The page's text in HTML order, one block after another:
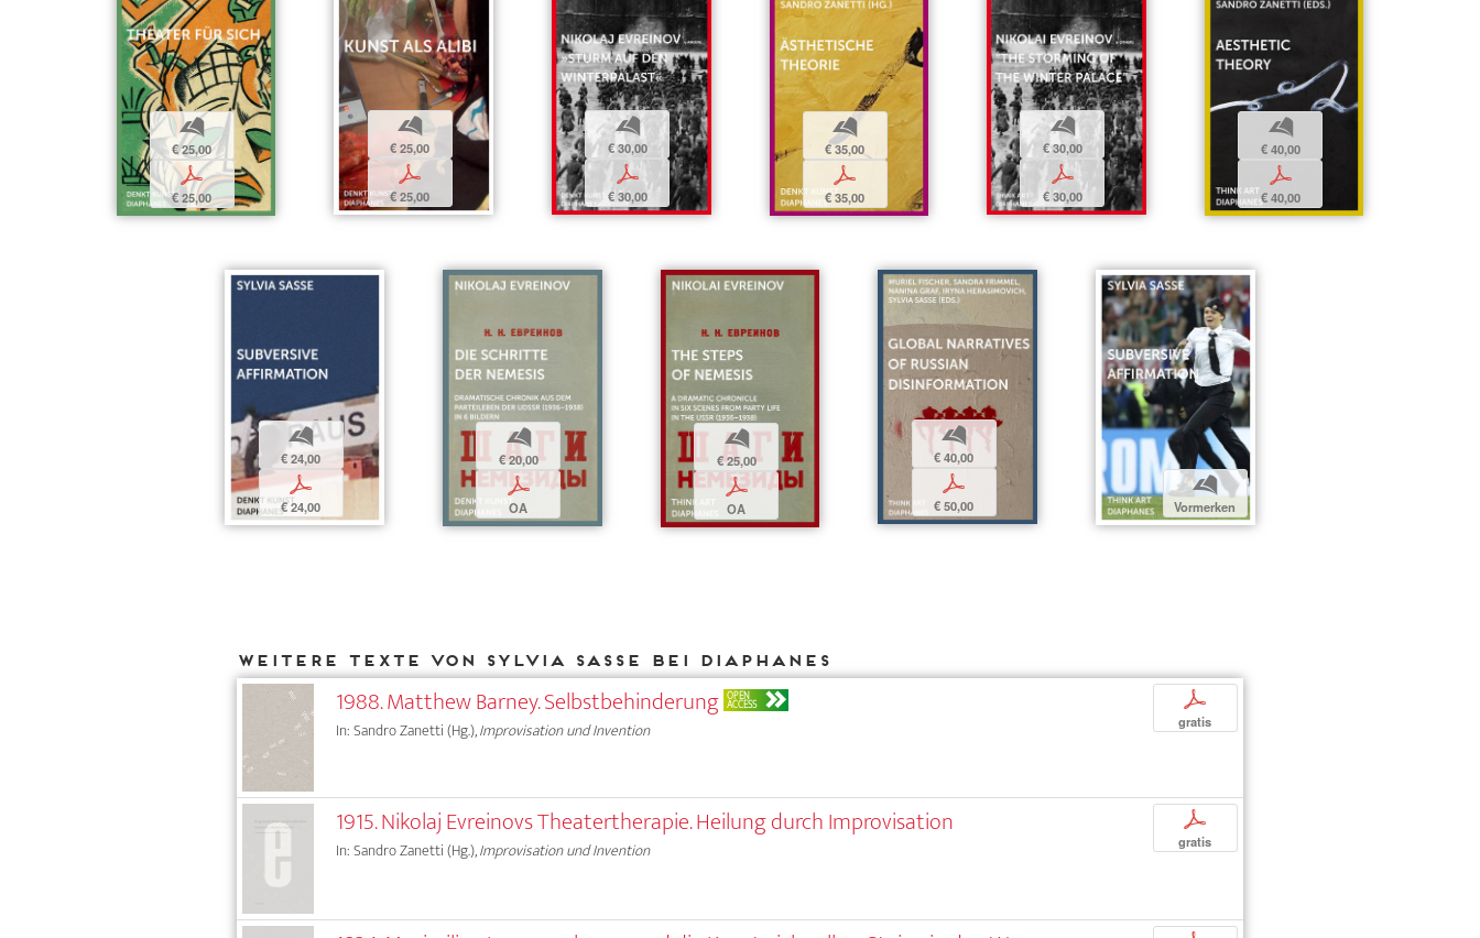
b
€ 25,00
p
€ 25,00
b
€ 25,00
p
€ 25,00
b
€ 30,00
p
€ 30,00
b
€ 35,00
p
€ 35,00
b
€ 30,00
p
€ 30,00
b
€ 40,00
p
€ 40,00
b
€ 24,00
p
€ 24,00
b
€ 20,00
p
OA
b
€ 25,00
p
OA
b
€ 40,00
p
€ 50,00
b
Vormerken
Weitere Texte von Sylvia Sasse bei DIAPHANES
1988. Matthew Barney. Selbstbehinderung OPEN
ACCESS
In: Sandro Zanetti (Hg.),Improvisation und Invention
p
gratis
1915. Nikolaj Evreinovs Theatertherapie. Heilung durch Improvisation
In: Sandro Zanetti (Hg.),Improvisation und Invention
p
gratis